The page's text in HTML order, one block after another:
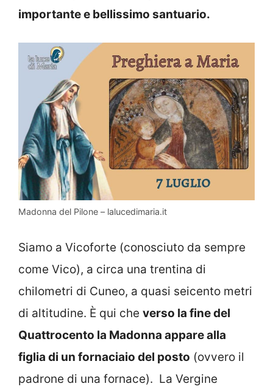
importante e bellissimo santuario.
Madonna del Pilone – lalucedimaria.it
Siamo a Vicoforte (conosciuto da sempre
come Vico), a circa una trentina di
chilometri di Cuneo, a quasi seicento metri
di altitudine. È qui che verso la fine del
Quattrocento la Madonna appare alla
figlia di un fornaciaio del posto (ovvero il
padrone di una fornace). La Vergine